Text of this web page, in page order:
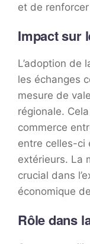
et de
Impact sur
L’adoption de
les échanges
mesure de
régionale.
commerce
entre celles-ci
extérieurs. La
crucial dans
économique
Rôle dans